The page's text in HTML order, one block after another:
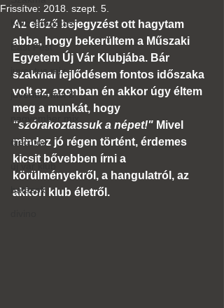
Klub látogatás
East Fest
juventus mix
juventus mix 8
nagyember mix
discofox
új vár klub
hatások
Frissítve: 2018. szept. 5.
Az előző bejegyzést ott hagytam
abba, hogy bekerültem a Műszaki
Egyetem Új Vár Klubjába. Bár
szakmai fejlődésem fontos időszaka
volt ez, azonban én akkor úgy éltem
meg a munkát, hogy
"szórakoztassuk a népet!" Mivel
mindez jó régen történt, érdemes
kicsit bővebben írni a
körülményekről, a hangulatról, az
akkori klub életről.